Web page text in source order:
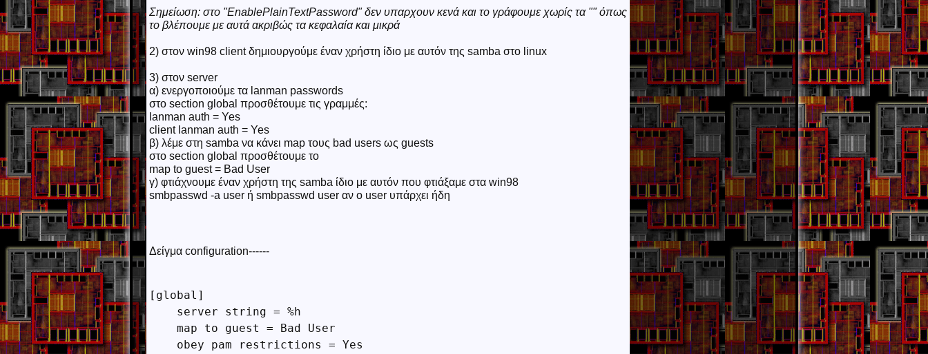
Σημείωση: στο "EnablePlainTextPassword" δεν υπαρχουν κενά και το γράφουμε χωρίς τα "" όπως
το βλέπουμε με αυτά ακριβώς τα κεφαλαία και μικρά
2) στον win98 client δημιουργούμε έναν χρήστη ίδιο με αυτόν της samba στο linux
3) στον server
α) ενεργοποιούμε τα lanman passwords
στο section global προσθέτουμε τις γραμμές:
lanman auth = Yes
client lanman auth = Yes
β) λέμε στη samba να κάνει map τους bad users ως guests
στο section global προσθέτουμε το
map to guest = Bad User
γ) φτιάχνουμε έναν χρήστη της samba ίδιο με αυτόν που φτιάξαμε στα win98
smbpasswd -a user ή smbpasswd user αν ο user υπάρχει ήδη
Δείγμα configuration------
[global]
    server string = %h
    map to guest = Bad User
    obey pam restrictions = Yes